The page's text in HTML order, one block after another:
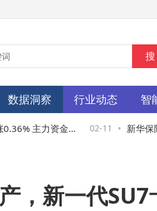
数据洞察 行业动态 智
主力资金 02-11 新华保
，新一代